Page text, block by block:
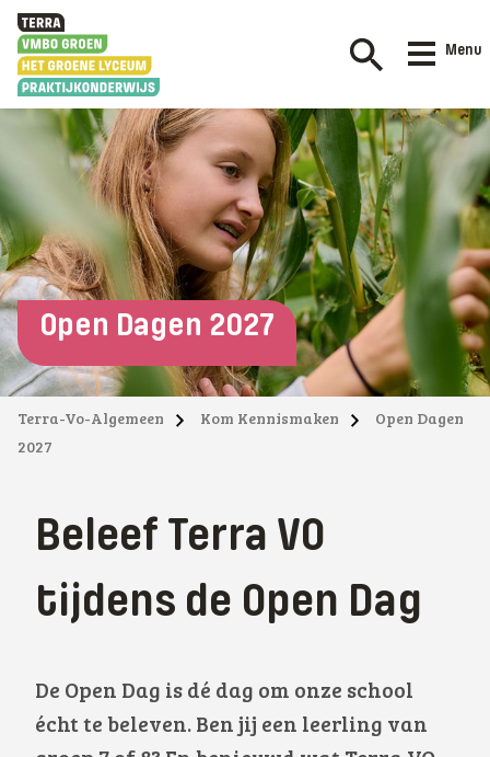
Menu
Open Dagen 2027
Terra-Vo-Algemeen Kom Kennismaken
Open Dagen
2027
Beleef Terra VO
tijdens de Open Dag
De Open Dag is dé dag om onze school
écht te beleven. Ben jij een leerling van